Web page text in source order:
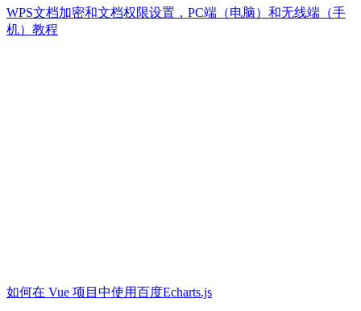
WPS文档加密和文档权限设置，PC端（电脑）和无线端（手
机）教程
如何在 Vue 项目中使用百度Echarts.js